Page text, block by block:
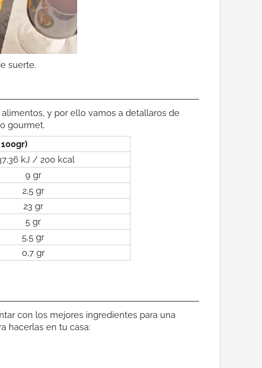
suerte.
y por ello vamos a detallaros de
gourmet.
kJ / 200 kcal
9 gr
2,5 gr
23 gr
5 gr
5,5 gr
0,7 gr
con los mejores ingredientes para una
hacerlas en tu casa: